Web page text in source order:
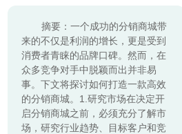
摘要：一个成功的分销商城带
来的不仅是利润的增长，更是受到
消费者青睐的品牌口碑。然而，在
众多竞争对手中脱颖而出并非易
事。下文将探讨如何打造一款高效
的分销商城。1.研究市场在决定开
启分销商城之前，必须充分了解市
场，研究行业趋势、目标客户和竞